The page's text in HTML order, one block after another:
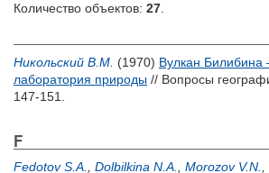
Количество объектов: 27
Никольский В.М. (1970) Вулкан Билибина
лаборатория природы // Вопросы
147-151.
F
Fedotov S.A. Dolbilkina N.A. Morozov V.N.